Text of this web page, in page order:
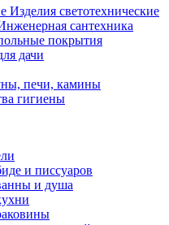
Изделия светотехнические
сантехника
покрытия
дачи
печи, камины
гигиены
и писсуаров
и душа